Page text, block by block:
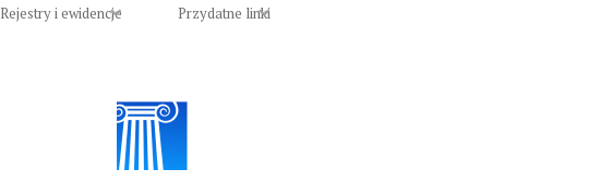
Rejestry i ewidencje
Przydatne linki